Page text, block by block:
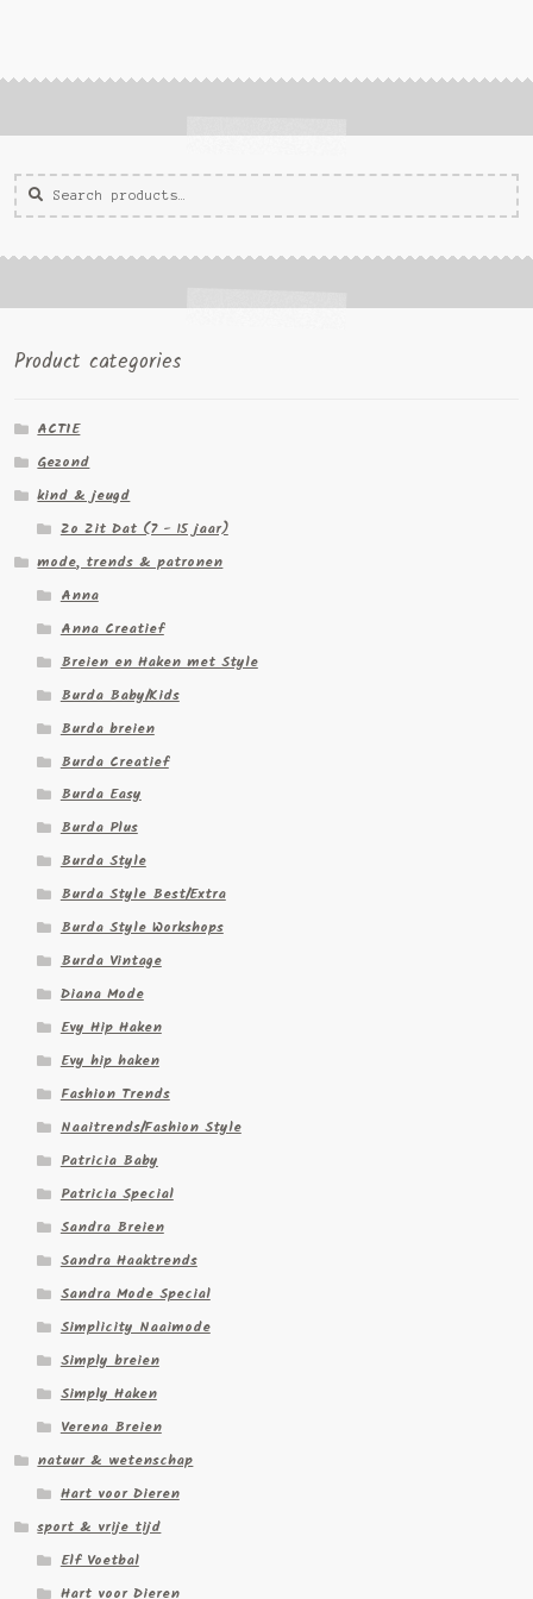
Zoeken
voor:
Zoek
Product categories
ACTIE
Gezond
kind & jeugd
Zo Zit Dat (7 - 15 jaar)
mode, trends & patronen
Anna
Anna Creatief
Breien en Haken met Style
Burda Baby/Kids
Burda breien
Burda Creatief
Burda Easy
Burda Plus
Burda Style
Burda Style Best/Extra
Burda Style Workshops
Burda Vintage
Diana Mode
Evy Hip Haken
Evy hip haken
Fashion Trends
Naaitrends/Fashion Style
Patricia Baby
Patricia Special
Sandra Breien
Sandra Haaktrends
Sandra Mode Special
Simplicity Naaimode
Simply breien
Simply Haken
Verena Breien
natuur & wetenschap
Hart voor Dieren
sport & vrije tijd
Elf Voetbal
Hart voor Dieren